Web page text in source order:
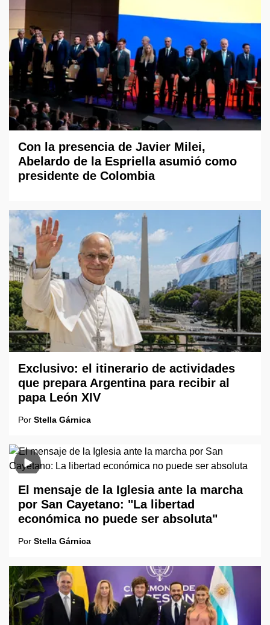
Con la presencia de Javier Milei,
Abelardo de la Espriella asumió como
presidente de Colombia
Exclusivo: el itinerario de actividades
que prepara Argentina para recibir al
papa León XIV
Por Stella Gárnica
El mensaje de la Iglesia ante la marcha
por San Cayetano: "La libertad
económica no puede ser absoluta"
Por Stella Gárnica